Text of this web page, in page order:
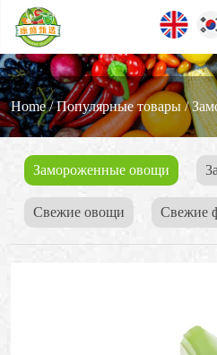
Home/Популярные товары /
Замороженные овощи
Свежие овощи Cвежие